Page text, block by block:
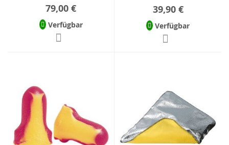
79,00 €
Verfügbar
39,90 €
Verfügbar